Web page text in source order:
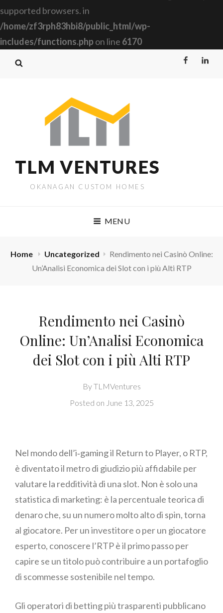
supported browsers. in
/home/zf3rph83hbi8/public_html/wp-
includes/functions.phpon line 6170
Facebook
TLM VENTURES
OKANAGAN CUSTOM HOMES
MENU
Home Uncategorized
Rendimento nei Casinò Online:
Un’Analisi Economica dei Slot con i più Alti RTP
Rendimento nei Casinò
Online: Un’Analisi Economica
dei Slot con i più Alti RTP
ByTLMVentures
Posted on June 13, 2025
Nel mondo dell’i‑gaming il Return to Player, o RTP,
è diventato il metro di giudizio più affidabile per
valutare la redditività di una slot. Non è solo una
statistica di marketing: è la percentuale teorica di
denaro che, su un numero molto alto di spin, torna
al giocatore. Per un investitore o per un giocatore
esperto, conoscere l’RTP è il primo passo per
capire se un titolo può contribuire a un portafoglio
di scommesse sostenibile nel tempo.
Gli operatori di betting più trasparenti pubblicano